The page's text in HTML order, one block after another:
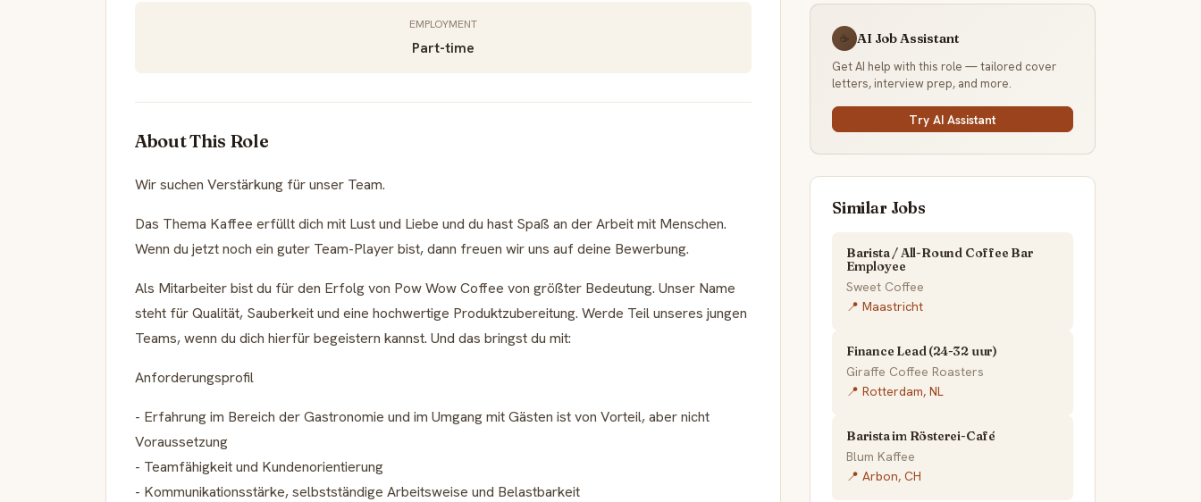
EMPLOYMENT
Part-time
About This Role
Wir suchen Verstärkung für unser Team.
Das Thema Kaffee erfüllt dich mit Lust und Liebe und du hast Spaß an der Arbeit mit Menschen.
Wenn du jetzt noch ein guter Team-Player bist, dann freuen wir uns auf deine Bewerbung.
Als Mitarbeiter bist du für den Erfolg von Pow Wow Coffee von größter Bedeutung. Unser Name
steht für Qualität, Sauberkeit und eine hochwertige Produktzubereitung. Werde Teil unseres jungen
Teams, wenn du dich hierfür begeistern kannst. Und das bringst du mit:
Anforderungsprofil
- Erfahrung im Bereich der Gastronomie und im Umgang mit Gästen ist von Vorteil, aber nicht
Voraussetzung
- Teamfähigkeit und Kundenorientierung
- Kommunikationsstärke, selbstständige Arbeitsweise und Belastbarkeit
☕ AI Job Assistant
Get AI help with this role — tailored cover
letters, interview prep, and more.
Try AI Assistant
Similar Jobs
Barista / All-Round Coffee Bar
Employee
Sweet Coffee
📍 Maastricht
Finance Lead (24-32 uur)
Giraffe Coffee Roasters
📍 Rotterdam, NL
Barista im Rösterei-Café
Blum Kaffee
📍 Arbon, CH